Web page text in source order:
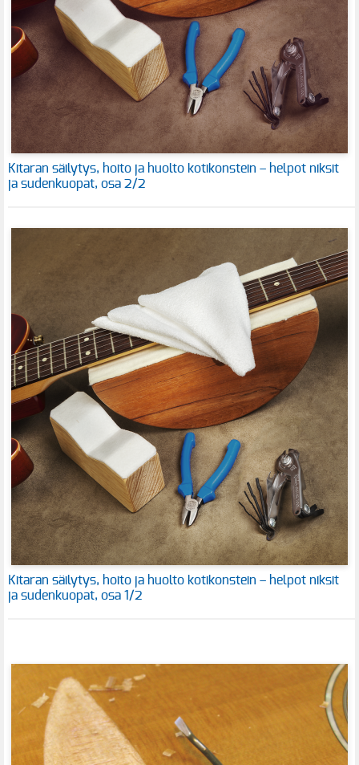
Kitaran säilytys, hoito ja huolto kotikonstein – helpot niksit
ja sudenkuopat, osa 2/2
Kitaran säilytys, hoito ja huolto kotikonstein – helpot niksit
ja sudenkuopat, osa 1/2